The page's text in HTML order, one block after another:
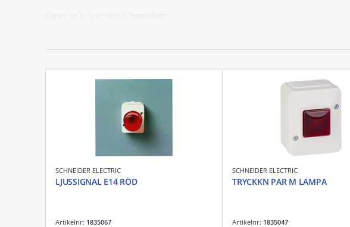
SCHNEIDER ELECTRIC
LJUSSIGNAL E14 RÖD
Artikelnr: 1835067
SCHNEIDER ELECTRIC
TRYCKKN PAR M LAMPA
Artikelnr: 1835047